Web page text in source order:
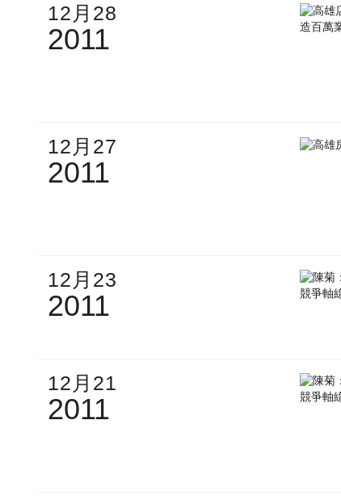
12月28
2011
12月27
2011
12月23
2011
12月21
2011